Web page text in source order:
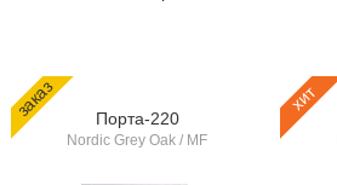
заказ Порта-220
Nordic Grey Oak / MF
хит